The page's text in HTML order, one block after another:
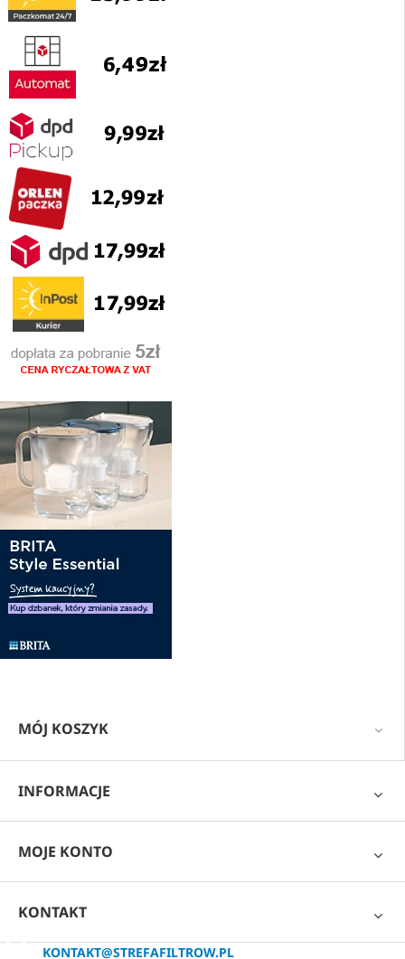
MÓJ KOSZYK
INFORMACJE
MOJE KONTO
KONTAKT
KONTAKT@STREFAFILTROW.PL